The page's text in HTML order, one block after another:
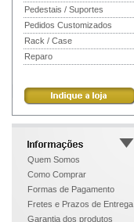
Pedestais / Suportes
Pedidos Customizados
Rack / Case
Reparo
Quem Somos
Como Comprar
Formas de Pagamento
Fretes e Prazos de Entrega
Garantia dos produtos